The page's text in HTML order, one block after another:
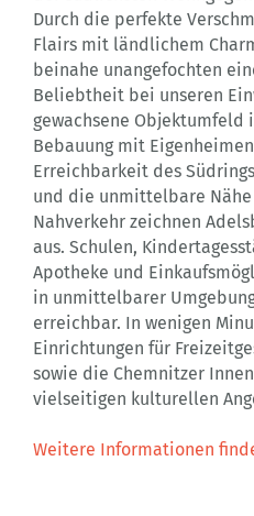
Durch die perfekte
Flairs mit ländlichem
beinahe unangefochten
Beliebtheit bei unseren
gewachsene Objektumfeld
Bebauung mit
Erreichbarkeit des
und die unmittelbare Nähe
Nahverkehr zeichnen
aus. Schulen,
Apotheke und
in unmittelbarer
erreichbar. In wenigen
Einrichtungen für
sowie die Chemnitzer
vielseitigen kulturellen
Weitere Informationen